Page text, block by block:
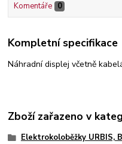
Komentáře 0
Kompletní specifikace
Náhradní displej včetně
Zboží zařazeno v
Elektrokoloběžky URBIS,